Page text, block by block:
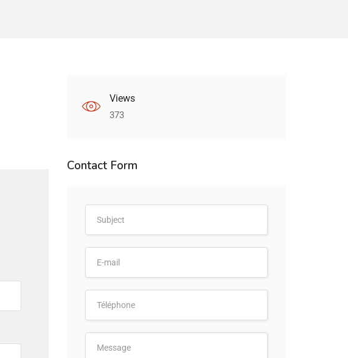
Views
373
Contact Form